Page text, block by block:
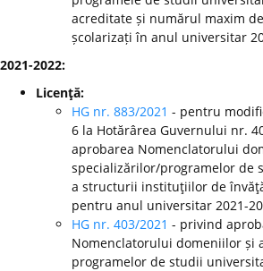
acreditate și numărul maxim
școlarizați în anul universitar
2021-2022:
Licenţă:
HG nr. 883/2021 - pentru
6 la Hotărârea Guvernului nr.
aprobarea Nomenclatorului
specializărilor/programelor de
a structurii instituţiilor de
pentru anul universitar 2021-
HG nr. 403/2021 - privind
Nomenclatorului domeniilor și
programelor de studii